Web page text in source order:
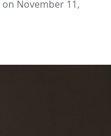
November 11,